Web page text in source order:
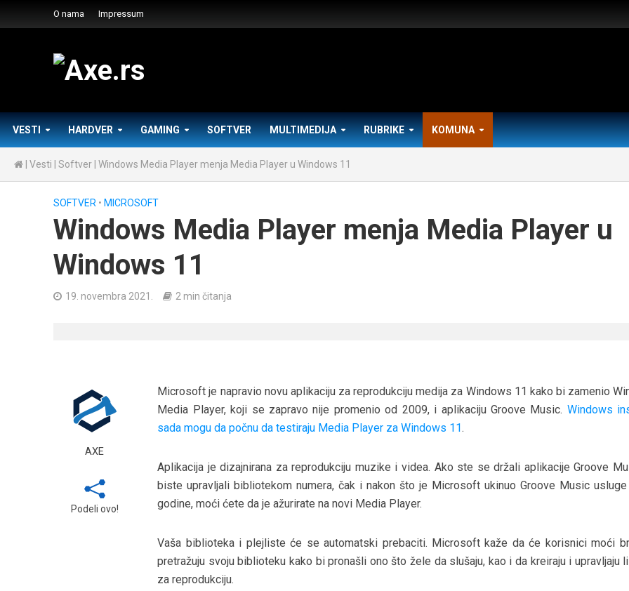
O nama Impressum
VESTI HARDVER GAMING SOFTVER MULTIMEDIJA RUBRIKE KOMUNA
Vesti Softver Windows Media Player menja Media Player u Windows 11
SOFTVER • MICROSOFT
Windows Media Player menja Media Player u
Windows 11
19. novembra 2021. 2 min čitanja
AXE
Podeli ovo!
Microsoft je napravio novu aplikaciju za reprodukciju medija za Windows 11 kako bi zamenio
Media Player, koji se zapravo nije promenio od 2009, i aplikaciju Groove Music. Windows
sada mogu da počnu da testiraju Media Player za Windows 11.
Aplikacija je dizajnirana za reprodukciju muzike i videa. Ako ste se držali aplikacije Groove
biste upravljali bibliotekom numera, čak i nakon što je Microsoft ukinuo Groove Music usluge
godine, moći ćete da je ažurirate na novi Media Player.
Vaša biblioteka i plejliste će se automatski prebaciti. Microsoft kaže da će korisnici moći
pretražuju svoju biblioteku kako bi pronašli ono što žele da slušaju, kao i da kreiraju i upravljaju
za reprodukciju.